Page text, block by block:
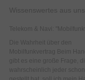
Wissenswertes aus
Die Wahrheit über den
Mobilfunkvertrag Beim
gibt es eine große Frage,
wahrscheinlich jeder schon